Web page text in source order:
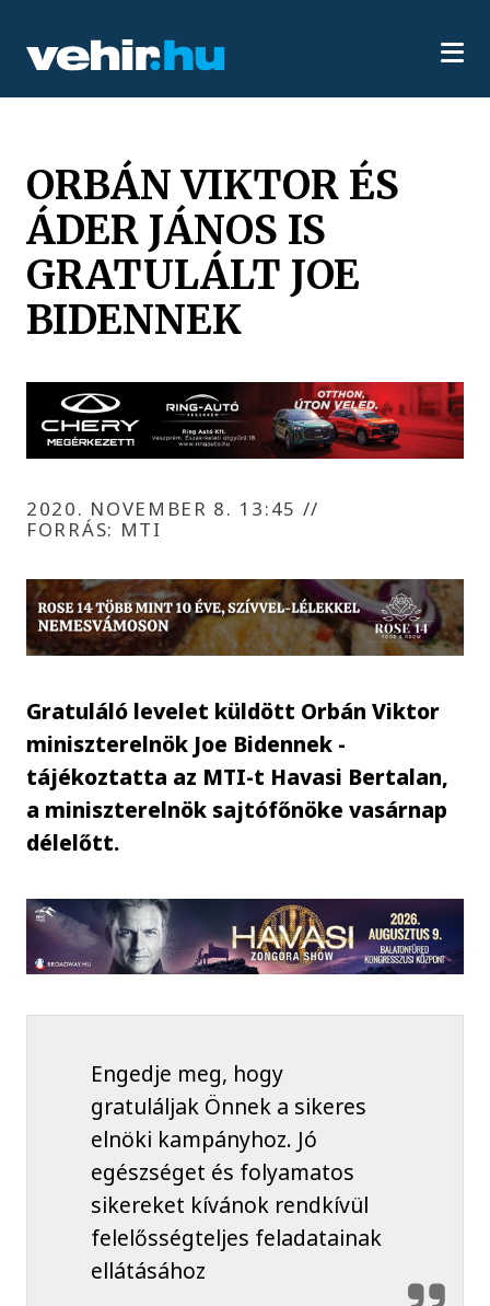
ORBÁN VIKTOR ÉS
ÁDER JÁNOS IS
GRATULÁLT JOE
BIDENNEK
2020. NOVEMBER 8. 13:45 //
FORRÁS: MTI
Gratuláló levelet küldött Orbán Viktor
miniszterelnök Joe Bidennek -
tájékoztatta az MTI-t Havasi Bertalan,
a miniszterelnök sajtófőnöke vasárnap
délelőtt.
Engedje meg, hogy
gratuláljak Önnek a sikeres
elnöki kampányhoz. Jó
egészséget és folyamatos
sikereket kívánok rendkívül
felelősségteljes feladatainak
ellátásához